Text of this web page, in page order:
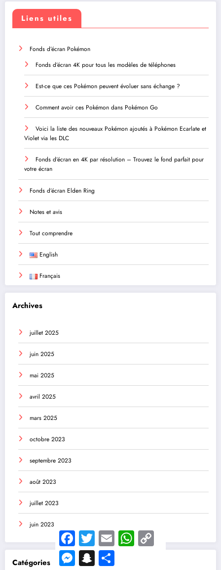
Liens utiles
Fonds d’écran Pokémon
Fonds d’écran 4K pour tous les modèles de téléphones
Est-ce que ces Pokémon peuvent évoluer sans échange ?
Comment avoir ces Pokémon dans Pokémon Go
Voici la liste des nouveaux Pokémon ajoutés à Pokémon Ecarlate et
Violet via les DLC
Fonds d’écran en 4K par résolution – Trouvez le fond parfait pour
votre écran
Fonds d’écran Elden Ring
Notes et avis
Tout comprendre
English
Français
Archives
juillet 2025
juin 2025
mai 2025
avril 2025
mars 2025
octobre 2023
septembre 2023
août 2023
juillet 2023
juin 2023
Catégories
FacebookTwitter Email WhatsApp
MessengerSnapchat